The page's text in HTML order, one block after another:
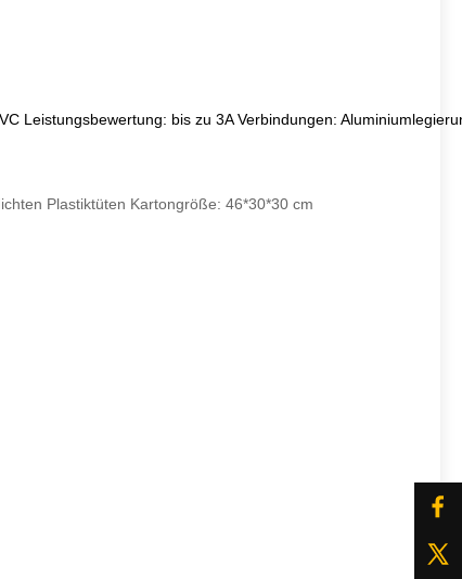
Leistungsbewertung: bis zu 3A Verbindungen:
Plastiktüten Kartongröße: 46*30*30 cm